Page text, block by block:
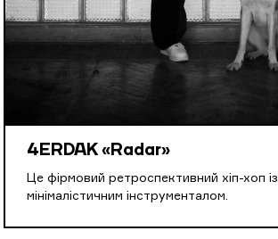
4ERDAK «Radar»
Це фірмовий ретроспективний хіп-хоп із
мінімалістичним інструменталом.